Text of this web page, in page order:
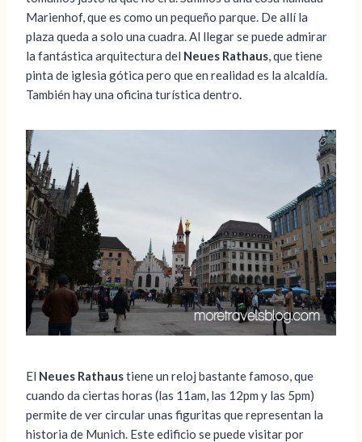
Marienhof, que es como un pequeño parque. De allí la
plaza queda a solo una cuadra. Al llegar se puede admirar
la fantástica arquitectura del Neues Rathaus, que tiene
pinta de iglesia gótica pero que en realidad es la alcaldía.
También hay una oficina turística dentro.
El Neues Rathaustiene un reloj bastante famoso, que
cuando da ciertas horas (las 11am, las 12pm y las 5pm)
permite de ver circular unas figuritas que representan la
historia de Munich. Este edificio se puede visitar por